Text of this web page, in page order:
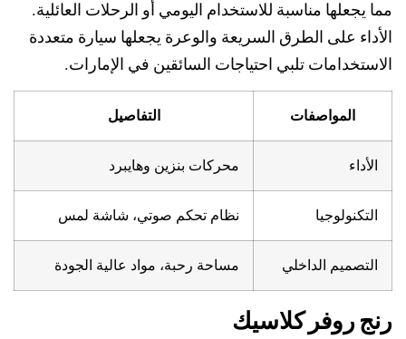
مما يجعلها مناسبة للاستخدام اليومي أو الرحلات العائلية.
الأداء على الطرق السريعة والوعرة يجعلها سيارة متعددة
الاستخدامات تلبي احتياجات السائقين في الإمارات.
المواصفات التفاصيل
الأداء محركات بنزين وهايبرد
التكنولوجيا نظام تحكم صوتي، شاشة لمس
التصميم الداخلي مساحة رحبة، مواد عالية الجودة
رنج روفر كلاسيك